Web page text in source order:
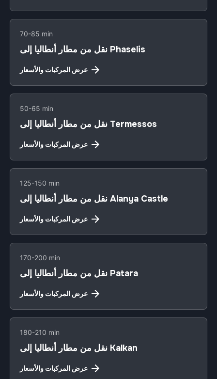
70-85 min
نقل من مطار أنطاليا إلى Phaselis
عرض المركبات والأسعار
50-65 min
نقل من مطار أنطاليا إلى Termessos
عرض المركبات والأسعار
125-150 min
نقل من مطار أنطاليا إلى Alanya Castle
عرض المركبات والأسعار
170-200 min
نقل من مطار أنطاليا إلى Patara
عرض المركبات والأسعار
180-210 min
نقل من مطار أنطاليا إلى Kalkan
عرض المركبات والأسعار